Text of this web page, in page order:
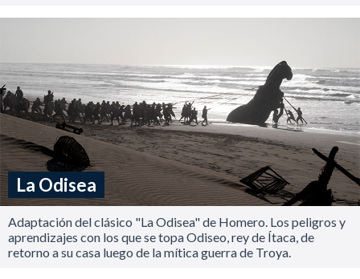
La Odisea
Adaptación del clásico "La Odisea" de Homero. Los peligros y
aprendizajes con los que se topa Odiseo, rey de Ítaca, de
retorno a su casa luego de la mítica guerra de Troya.